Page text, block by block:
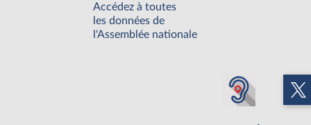
Accédez à toutes
les données de
l'Assemblée nationale